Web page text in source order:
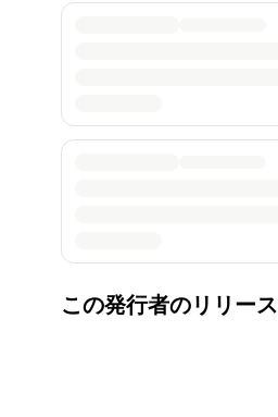
この発行者のリリース